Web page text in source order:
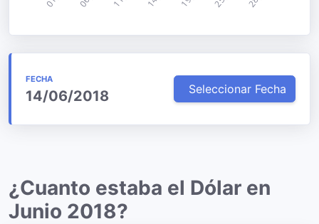
FECHA
14/06/2018 Seleccionar Fecha
¿Cuanto estaba el Dólar en
Junio 2018?